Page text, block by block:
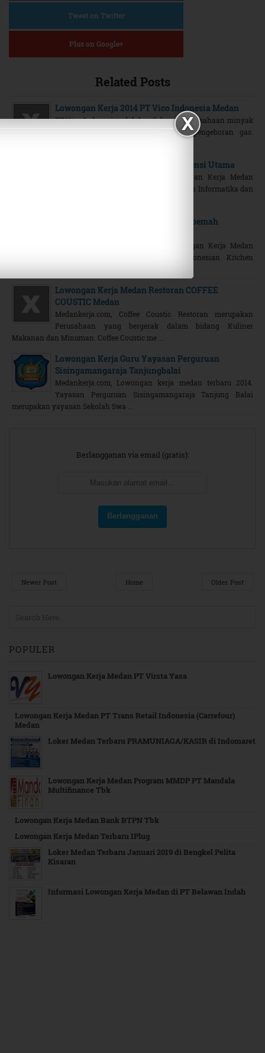
Tweet on Twitter
Plus on Google+
Related Posts
Lowongan Kerja 2014 PT Vico Indonesia Medan
PT.Vico Indonesia adalah salah satu Perusahaan minyak
terbesar Indonesia dan perusahaan pengeboran gas.
Lowongan Kerja Medan STMIK Potensi Utama
Medankerja.com, loker medan, Lowongan Kerja Medan
Terbaru 2014. Sekolah Tinggi Manajemen Informatika dan
Lowongan Kerja Medan Restoran Roemah
Medankerja.com, Loker Medan. Lowongan Kerja Medan
Terbaru 2014. Restoran Roemah Indonesian Kitchen
Lowongan Kerja Medan Restoran COFFEE
COUSTIC Medan
Medankerja.com, Coffee Coustic Restoran merupakan
Perusahaan yang bergerak dalam bidang Kuliner
Makanan dan Minuman. Coffee Coustic me ...
Lowongan Kerja Guru Yayasan Perguruan
Sisingamangaraja Tanjungbalai
Medankerja.com, Lowongan kerja medan terbaru 2014.
Yayasan Perguruan Sisingamangaraja Tanjung Balai
merupakan yayasan Sekolah Swa ...
Berlangganan via email (gratis):
Newer Post Older Post
Home
POPULER
Lowongan Kerja Medan PT Virsta Yasa
Lowongan Kerja Medan PT Trans Retail Indonesia (Carrefour)
Medan
Loker Medan Terbaru PRAMUNIAGA/KASIR di Indomaret
Lowongan Kerja Medan Program MMDP PT Mandala
Multifinance Tbk
Lowongan Kerja Medan Bank BTPN Tbk
Lowongan Kerja Medan Terbaru IPlug
Loker Medan Terbaru Januari 2019 di Bengkel Pelita
Kisaran
Informasi Lowongan Kerja Medan di PT Belawan Indah